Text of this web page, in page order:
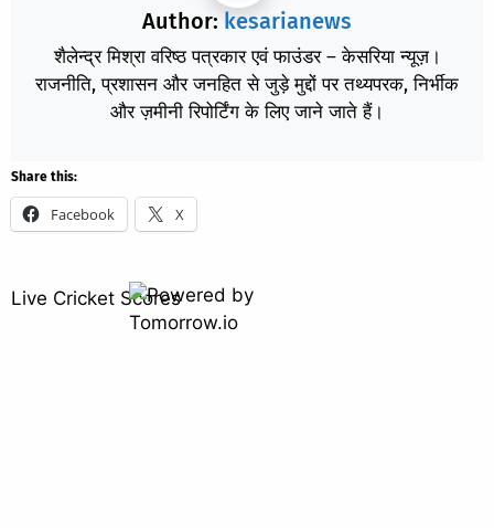
Author: kesarianews
शैलेन्द्र मिश्रा वरिष्ठ पत्रकार एवं फाउंडर – केसरिया न्यूज़।
राजनीति, प्रशासन और जनहित से जुड़े मुद्दों पर तथ्यपरक, निर्भीक
और ज़मीनी रिपोर्टिंग के लिए जाने जाते हैं।
Share this:
Facebook X
Live Cricket Scores